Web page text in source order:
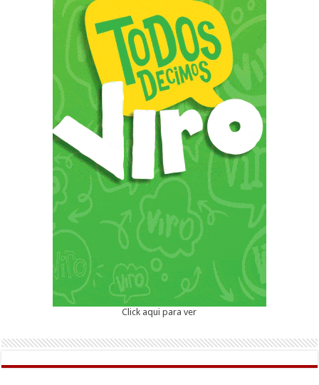
Click aqui para ver